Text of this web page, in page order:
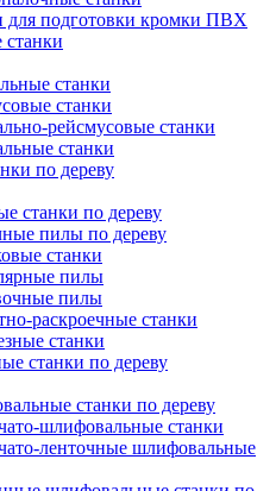
для подготовки кромки ПВХ
станки
станки
станки
рейсмусовые станки
станки
по дереву
станки по дереву
пилы по дереву
станки
пилы
пилы
раскроечные станки
станки
станки по дереву
станки по дереву
шлифовальные станки
ленточные шлифовальные